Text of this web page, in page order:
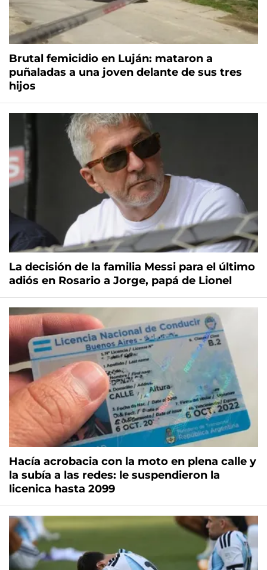
Brutal femicidio en Luján: mataron a
puñaladas a una joven delante de sus tres
hijos
La decisión de la familia Messi para el último
adiós en Rosario a Jorge, papá de Lionel
Hacía acrobacia con la moto en plena calle y
la subía a las redes: le suspendieron la
licenica hasta 2099